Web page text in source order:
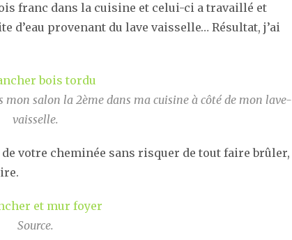
franc dans la cuisine et celui-ci a travaillé et
d’eau provenant du lave vaisselle… Résultat, j’ai
mon salon la 2ème dans ma cuisine à côté de mon lave-
vaisselle.
votre cheminée sans risquer de tout faire brûler,
Source.